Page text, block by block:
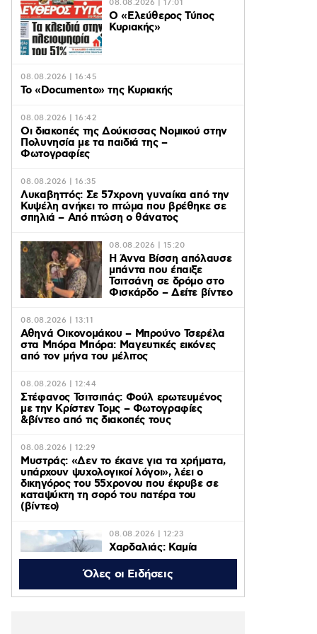
08.08.2026 | 17:01
Ο «Eλεύθερος Τύπος
Κυριακής»
08.08.2026 | 16:45
Το «Documento» της Κυριακής
08.08.2026 | 16:42
Οι διακοπές της Δούκισσας Νομικού στην
Πολυνησία με τα παιδιά της –
Φωτογραφίες
08.08.2026 | 16:35
Λυκαβηττός: Σε 57χρονη γυναίκα από την
Κυψέλη ανήκει το πτώμα που βρέθηκε σε
σπηλιά – Από πτώση ο θάνατος
08.08.2026 | 15:20
Η Άννα Βίσση απόλαυσε
μπάντα που έπαιξε
Τσιτσάνη σε δρόμο στο
Φισκάρδο – Δείτε βίντεο
08.08.2026 | 13:11
Αθηνά Οικονομάκου – Μπρούνο Τσερέλα
στα Μπόρα Μπόρα: Mαγευτικές εικόνες
από τον μήνα του μέλιτος
08.08.2026 | 12:44
Στέφανος Τσιτσιπάς: Φούλ ερωτευμένος
με την Κρίστεν Τομς – Φωτογραφίες
&βίντεο από τις διακοπές τους
08.08.2026 | 12:29
Μυστράς: «Δεν το έκανε για τα χρήματα,
υπάρχουν ψυχολογικοί λόγοι», λέει ο
δικηγόρος του 55χρονου που έκρυβε σε
καταψύκτη τη σορό του πατέρα του
(βίντεο)
08.08.2026 | 12:23
Χαρδαλιάς: Καμία
ανεμογεννήτρια σε
καμένες και
αναδασωτέες περιοχές
της Αττικής
Όλες οι Ειδήσεις